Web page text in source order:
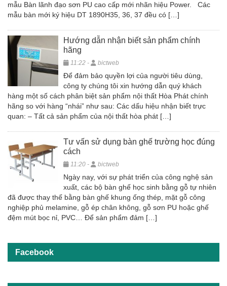
mẫu Bàn lãnh đạo sơn PU cao cấp mới nhãn hiệu Power. Các
mẫu bàn mới ký hiệu DT 1890H35, 36, 37 đều có […]
Hướng dẫn nhận biết sản phẩm chính
hãng
11:22 - bictweb
Để đảm bảo quyền lợi của người tiêu dùng,
công ty chúng tôi xin hướng dẫn quý khách
hàng một số cách phân biệt sản phẩm nội thất Hòa Phát chính
hãng so với hàng “nhái” như sau: Các dấu hiệu nhận biết trực
quan: – Tất cả sản phẩm của nội thất hòa phát […]
Tư vấn sử dụng bàn ghế trường học đúng
cách
11:20 - bictweb
Ngày nay, với sự phát triển của công nghệ sản
xuất, các bộ bàn ghế học sinh bằng gỗ tự nhiên
đã được thay thế bằng bàn ghế khung ống thép, mặt gỗ công
nghiệp phủ melamine, gỗ ép chân không, gỗ sơn PU hoặc ghế
đệm mút bọc nỉ, PVC… Để sản phẩm đảm […]
Facebook